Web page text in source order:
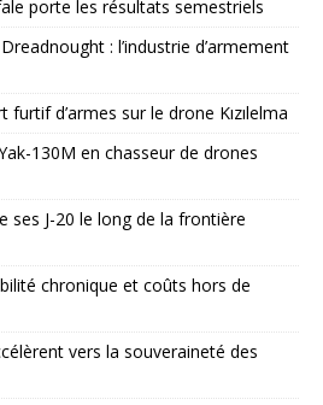
porte les résultats semestriels
: l’industrie d’armement
furtif d’armes sur le drone Kızılelma
130M en chasseur de drones
ses J-20 le long de la frontière
chronique et coûts hors de
vers la souveraineté des